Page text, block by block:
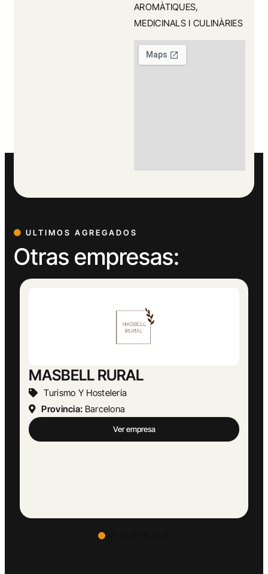
AROMÀTIQUES,
MEDICINALS I CULINÀRIES
ULTIMOS AGREGADOS
Otras empresas:
Abogado Ángel López
Actividades Jurídicas
Provincia:Málaga
Ver empresa